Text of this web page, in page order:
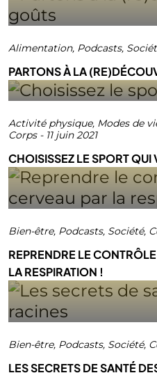
Alimentation, Podcasts,
PARTONS À LA
Activité physique, Modes de
Corps- 11 juin 2021
CHOISISSEZ LE SPORT QUI
Bien-être, Podcasts, Société,
REPRENDRE LE
LA RESPIRATION !
Bien-être, Podcasts, Société,
LES SECRETS DE SANTÉ